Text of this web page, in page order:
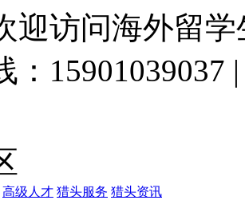
迎访问海外留
：15901039037
高级人才 猎头服务 猎头资讯